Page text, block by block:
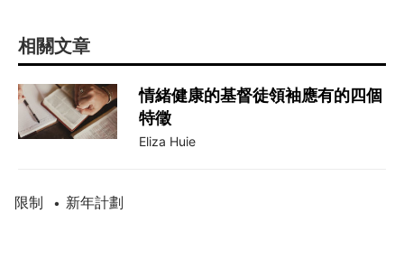
相關文章
情緒健康的基督徒領袖應有的四個
特徵
Eliza Huie
限制 • 新年計劃